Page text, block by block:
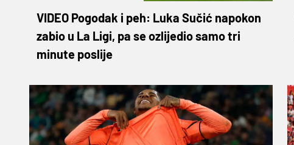
VIDEO Pogodak i peh: Luka Sučić napokon
zabio u La Ligi, pa se ozlijedio samo tri
minute poslije